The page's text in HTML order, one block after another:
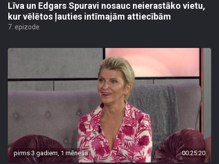
Līva un Edgars Spuravi nosauc neierastāko vietu,
kur vēlētos ļauties intīmajām attiecībām
7. epizode
pirms 3 gadiem, 1 mēneša 00:25:20